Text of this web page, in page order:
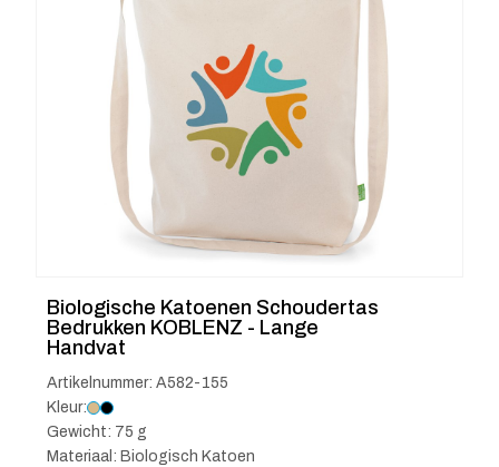
Biologische Katoenen Schoudertas
Bedrukken KOBLENZ - Lange
Handvat
Artikelnummer: A582-155
Kleur:
Gewicht: 75 g
Materiaal: Biologisch Katoen